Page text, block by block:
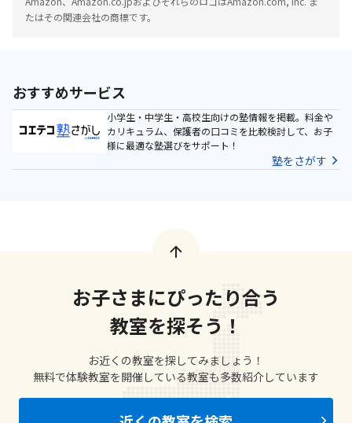
たはその関連会社の商標です。
おすすめサービス
小学生・中学生・高校生向けの塾情報を掲載。料金や
カリキュラム、保護者の口コミを比較検討して、お子
様に最適な塾選びをサポート！
塾をさがす
お子さまにぴったり合う
教室を探そう！
お近くの教室を探してみましょう！
無料で体験教室を開催している教室も多数紹介しています